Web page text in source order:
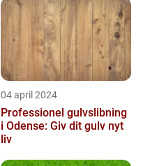
04 april 2024
Professionel gulvslibning
i Odense: Giv dit gulv nyt
liv